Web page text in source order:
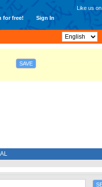
for free! Sign In
Like us on
SAVE